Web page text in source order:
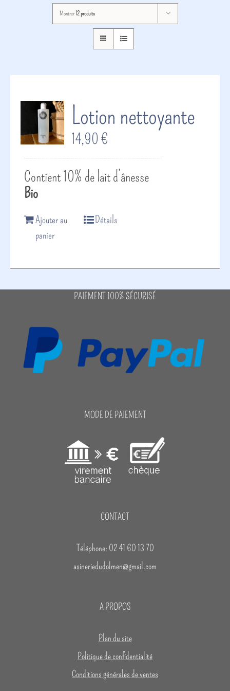
Montrer12 produits
Lotion nettoyante
14,90€
Contient 10% de lait d’ânesse
Bio
Ajouter au
panier
Détails
PAIEMENT 100% SÉCURISÉ
MODE DE PAIEMENT
CONTACT
Téléphone: 02 41 60 13 70
asineriedudolmen@gmail.com
A PROPOS
Plan du site
Politique de confidentialité
Conditions générales de ventes